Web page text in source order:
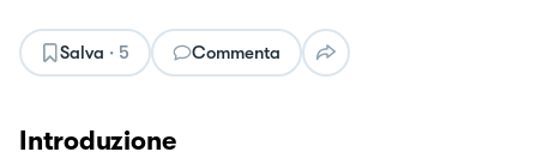
Salva · 5 Commenta
Introduzione